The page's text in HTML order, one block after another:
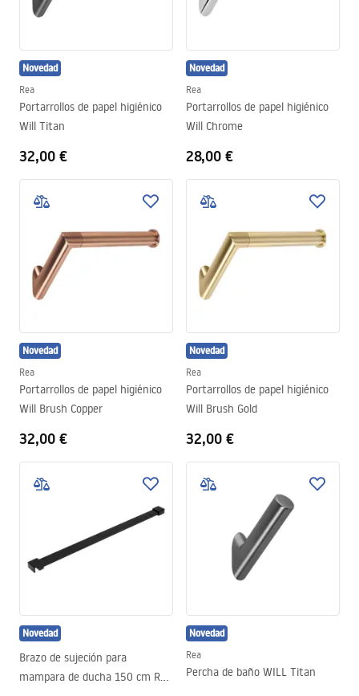
Novedad
Rea
Portarrollos de papel higiénico
Will Titan
32,00 €
Novedad
Rea
Portarrollos de papel higiénico
Will Chrome
28,00 €
Novedad
Rea
Portarrollos de papel higiénico
Will Brush Copper
32,00 €
Novedad
Rea
Portarrollos de papel higiénico
Will Brush Gold
32,00 €
Novedad
Brazo de sujeción para
mampara de ducha 150 cm Rea
Novedad
Rea
Percha de baño WILL Titan